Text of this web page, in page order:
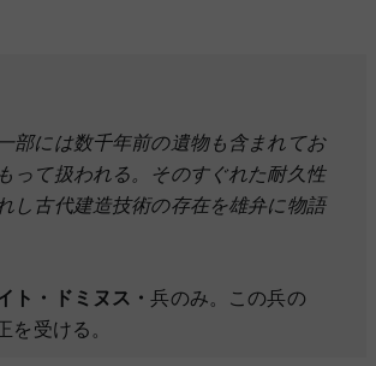
部には数千年前の遺物も含まれてお
って扱われる。そのすぐれた耐久性
し古代建造技術の存在を雄弁に物語
ト・ドミヌス・兵のみ。この兵の
を受ける。